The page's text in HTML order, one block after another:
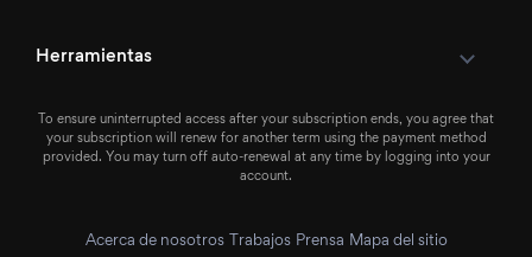
Herramientas
To ensure uninterrupted access after your subscription ends, you agree that
your subscription will renew for another term using the payment method
provided. You may turn off auto-renewal at any time by logging into your
account.
Acerca de nosotros Trabajos Prensa Mapa del sitio